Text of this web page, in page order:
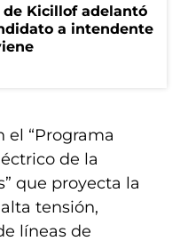
Kicillof adelantó
a intendente
el “Programa
de la
que proyecta la
tensión,
líneas de